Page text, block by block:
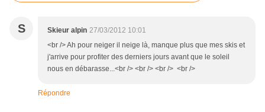
S Skieur alpin 27/03/2012 10:01
<br /> Ah pour neiger il neige là, manque plus que mes skis et
j'arrive pour profiter des derniers jours avant que le soleil
nous en débarasse...<br /> <br /> <br /> <br />
Répondre